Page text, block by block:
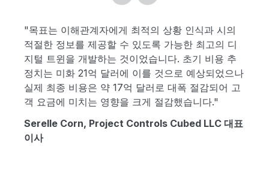
E
O
"목표는 이해관계자에게 최적의 상황 인식과 시의
적절한 정보를 제공할 수 있도록 가능한 최고의 디
지털 트윈을 개발하는 것이었습니다. 초기 비용 추
정치는 미화 21억 달러에 이를 것으로 예상되었으나
실제 최종 비용은 약 17억 달러로 대폭 절감되어 고
객 요금에 미치는 영향을 크게 절감했습니다."
Serelle Corn, Project Controls Cubed LLC 대표
이사